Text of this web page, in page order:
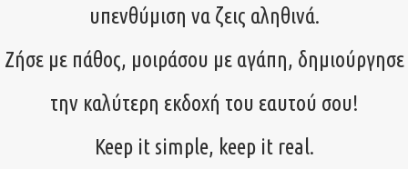
υπενθύμιση να ζεις αληθινά.
Ζήσε με πάθος, μοιράσου με αγάπη, δημιούργησε
την καλύτερη εκδοχή του εαυτού σου!
Keep it simple, keep it real.